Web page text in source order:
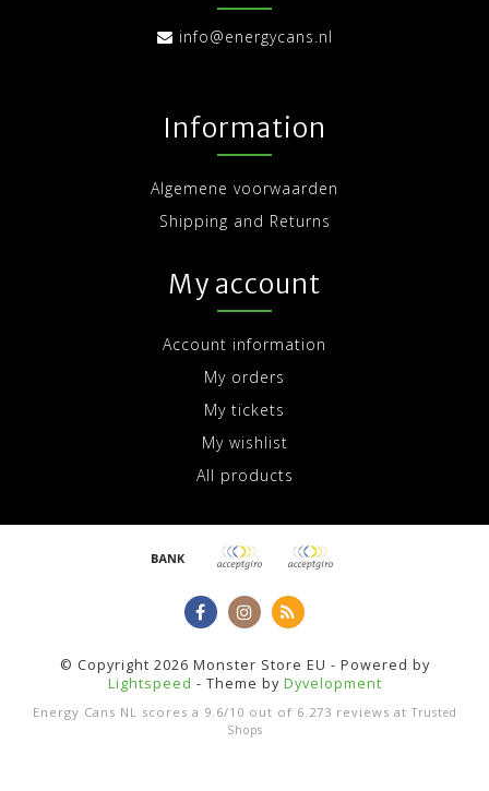
info@energycans.nl
Information
Algemene voorwaarden
Shipping and Returns
My account
Account information
My orders
My tickets
My wishlist
All products
© Copyright 2026 Monster Store EU - Powered by
Lightspeed - Theme by Dyvelopment
Energy Cans NL scores a 9.6/10 out of 6.273 reviews at Trusted
Shops